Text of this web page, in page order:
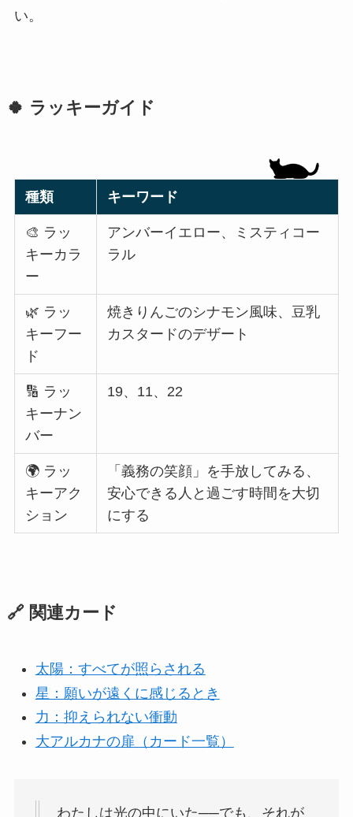
い。
🍀 ラッキーガイド
種類 キーワード
🎨 ラッ
キーカラ
ー
アンバーイエロー、ミスティコー
ラル
🌿 ラッ
キーフー
ド
焼きりんごのシナモン風味、豆乳
カスタードのデザート
🔢 ラッ
キーナン
バー
19、11、22
🌍 ラッ
キーアク
ション
「義務の笑顔」を手放してみる、
安心できる人と過ごす時間を大切
にする
🔗 関連カード
太陽：すべてが照らされる
星：願いが遠くに感じるとき
力：抑えられない衝動
大アルカナの扉（カード一覧）
わたしは光の中にいた──でも、それが